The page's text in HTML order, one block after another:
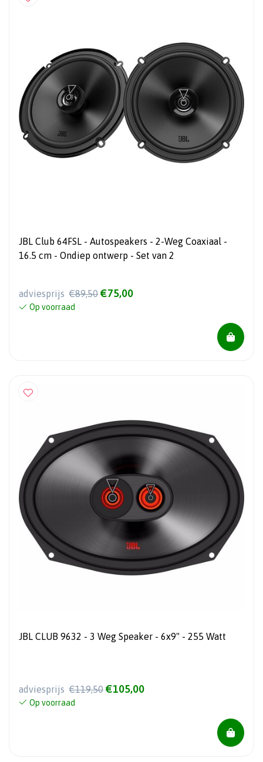
JBL Club 64FSL - Autospeakers - 2-Weg Coaxiaal -
16.5 cm - Ondiep ontwerp - Set van 2
adviesprijs €89,50 €75,00
Op voorraad
JBL CLUB 9632 - 3 Weg Speaker - 6x9" - 255 Watt
adviesprijs €119,50 €105,00
Op voorraad